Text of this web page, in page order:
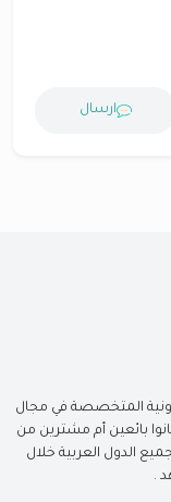
ارسال
المتخصصة في مجال
بائعين أم مشترين من
الدول العربية خلال
.